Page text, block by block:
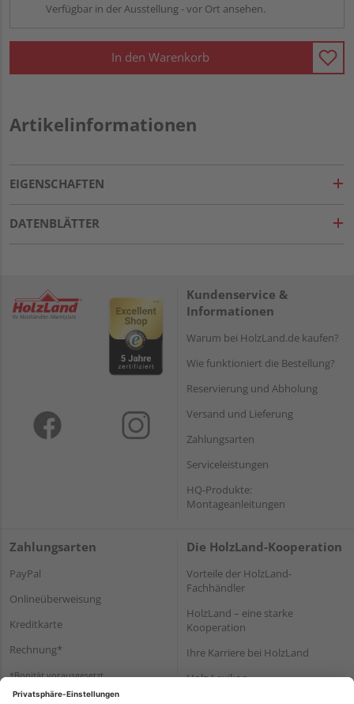
Verfügbar in der Ausstellung - vor Ort ansehen.
In den Warenkorb
Artikelinformationen
EIGENSCHAFTEN
DATENBLÄTTER
Kundenservice &
Informationen
Warum bei HolzLand.de kaufen?
Wie funktioniert die Bestellung?
Reservierung und Abholung
Versand und Lieferung
Zahlungsarten
Serviceleistungen
HQ-Produkte:
Montageanleitungen
Zahlungsarten
PayPal
Onlineüberweisung
Kreditkarte
Rechnung*
*Bonität vorausgesetzt
Die HolzLand-Kooperation
Vorteile der HolzLand-
Fachhändler
HolzLand – eine starke
Kooperation
Ihre Karriere bei HolzLand
Holz-Lexikon